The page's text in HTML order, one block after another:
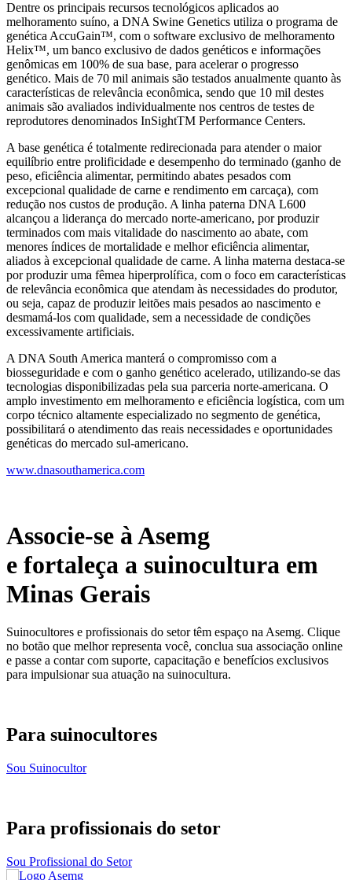
Dentre os principais recursos tecnológicos aplicados ao
melhoramento suíno, a DNA Swine Genetics utiliza o programa de
genética AccuGain™, com o software exclusivo de melhoramento
Helix™, um banco exclusivo de dados genéticos e informações
genômicas em 100% de sua base, para acelerar o progresso
genético. Mais de 70 mil animais são testados anualmente quanto às
características de relevância econômica, sendo que 10 mil destes
animais são avaliados individualmente nos centros de testes de
reprodutores denominados InSightTM Performance Centers.
A base genética é totalmente redirecionada para atender o maior
equilíbrio entre prolificidade e desempenho do terminado (ganho de
peso, eficiência alimentar, permitindo abates pesados com
excepcional qualidade de carne e rendimento em carcaça), com
redução nos custos de produção. A linha paterna DNA L600
alcançou a liderança do mercado norte-americano, por produzir
terminados com mais vitalidade do nascimento ao abate, com
menores índices de mortalidade e melhor eficiência alimentar,
aliados à excepcional qualidade de carne. A linha materna destaca-se
por produzir uma fêmea hiperprolífica, com o foco em características
de relevância econômica que atendam às necessidades do produtor,
ou seja, capaz de produzir leitões mais pesados ao nascimento e
desmamá-los com qualidade, sem a necessidade de condições
excessivamente artificiais.
A DNA South America manterá o compromisso com a
biosseguridade e com o ganho genético acelerado, utilizando-se das
tecnologias disponibilizadas pela sua parceria norte-americana. O
amplo investimento em melhoramento e eficiência logística, com um
corpo técnico altamente especializado no segmento de genética,
possibilitará o atendimento das reais necessidades e oportunidades
genéticas do mercado sul-americano.
www.dnasouthamerica.com
Associe-se à Asemg
e fortaleça a suinocultura em
Minas Gerais
Suinocultores e profissionais do setor têm espaço na Asemg. Clique
no botão que melhor representa você, conclua sua associação online
e passe a contar com suporte, capacitação e benefícios exclusivos
para impulsionar sua atuação na suinocultura.
Para suinocultores
Sou Suinocultor
Para profissionais do setor
Sou Profissional do Setor